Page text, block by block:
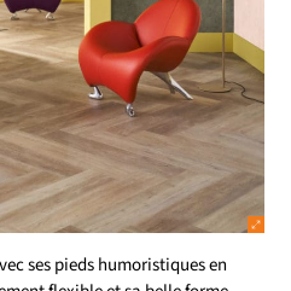
ses pieds humoristiques en